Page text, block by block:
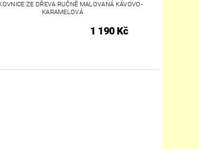
ZE DŘEVA RUČNĚ MALOVANÁ KÁVOVO-
KARAMELOVÁ
1 190 Kč